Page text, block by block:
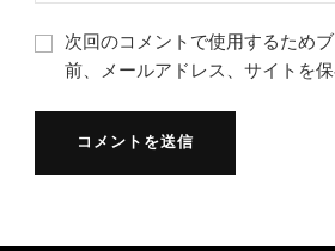
次回のコメントで使用するため
前、メールアドレス、サイトを保